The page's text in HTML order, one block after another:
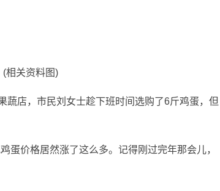
(相关资料图)
蔬店，市民刘女士趁下班时间选购了6斤鸡蛋，但
蛋价格居然涨了这么多。记得刚过完年那会儿，